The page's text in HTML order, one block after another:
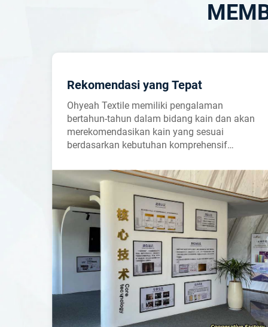
Rekomendasi yang Tepat
Ohyeah Textile memiliki pengalaman
bertahun-tahun dalam bidang kain dan akan
merekomendasikan kain yang sesuai
berdasarkan kebutuhan komprehensif